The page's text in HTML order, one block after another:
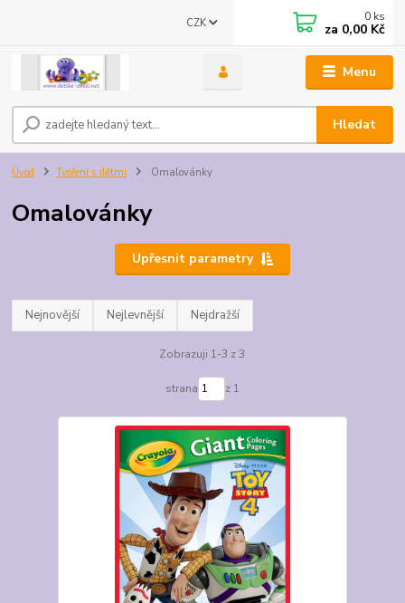
Menu
CZK
Hledat
0 ks
za 0,00 Kč
Úvod Tvoření s dětmi Omalovánky
Omalovánky
Upřesnit parametry
Nejnovější Nejlevnější Nejdražší
Zobrazuji 1-3 z 3
strana z 1